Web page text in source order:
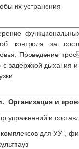
их устранения
контроля за
Проведение
с задержкой дыхания
Организация и
упражнений и
для УУГ,